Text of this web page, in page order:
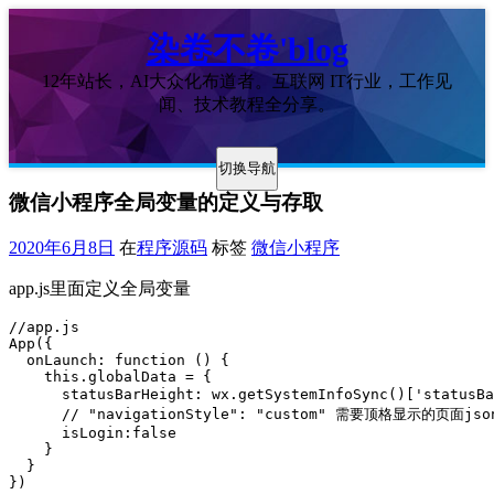
染卷不卷'blog
12年站长，AI大众化布道者。互联网 IT行业，工作见
闻、技术教程全分享。
切换导航
微信小程序全局变量的定义与存取
2020年6月8日 在程序源码 标签 微信小程序
app.js里面定义全局变量
//app.js
App({
  onLaunch: function () {
    this.globalData = {
statusBarHeight:
// "navigationStyle": "custom" 需要顶格显示的页面json
      isLogin:false
    }
  }